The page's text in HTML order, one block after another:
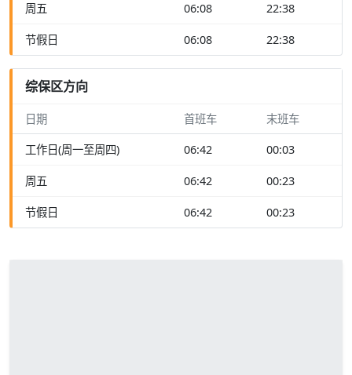
周五 06:08 22:38
节假日 06:08 22:38
综保区方向
日期 首班车 末班车
工作日(周一至周四) 06:42 00:03
周五 06:42 00:23
节假日 06:42 00:23